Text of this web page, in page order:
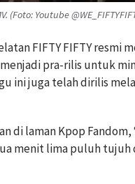
(Foto: Youtube
FIFTY FIFTY resmi
menjadi pra-rilis untuk
ini juga telah dirilis
di laman Kpop Fandom,
menit lima puluh tujuh